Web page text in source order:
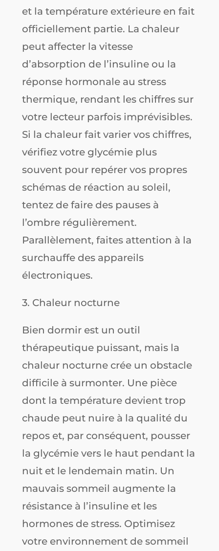
et la température extérieure en fait
officiellement partie. La chaleur
peut affecter la vitesse
d’absorption de l’insuline ou la
réponse hormonale au stress
thermique, rendant les chiffres sur
votre lecteur parfois imprévisibles.
Si la chaleur fait varier vos chiffres,
vérifiez votre glycémie plus
souvent pour repérer vos propres
schémas de réaction au soleil,
tentez de faire des pauses à
l’ombre régulièrement.
Parallèlement, faites attention à la
surchauffe des appareils
électroniques.
3. Chaleur nocturne
Bien dormir est un outil
thérapeutique puissant, mais la
chaleur nocturne crée un obstacle
difficile à surmonter. Une pièce
dont la température devient trop
chaude peut nuire à la qualité du
repos et, par conséquent, pousser
la glycémie vers le haut pendant la
nuit et le lendemain matin. Un
mauvais sommeil augmente la
résistance à l’insuline et les
hormones de stress. Optimisez
votre environnement de sommeil